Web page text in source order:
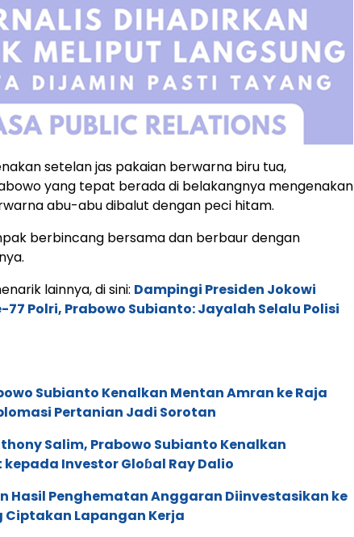
setelan jas pakaian berwarna biru tua,
yang tepat berada di belakangnya mengenakan
abu-abu dibalut dengan peci hitam.
berbincang bersama dan berbaur dengan
lainnya, di sini: Dampingi Presiden Jokowi
77 Polri, Prabowo Subianto: Jayalah Selalu Polisi
Subianto Kenalkan Mentan Amran ke Raja
Pertanian Jadi Sorotan
Salim, Prabowo Subianto Kenalkan
Investor Gloɓal Ray Dalio
Hasil Penghematan Anggaran Diinvestasikan ke
Ciptakan Lapangan Kerja